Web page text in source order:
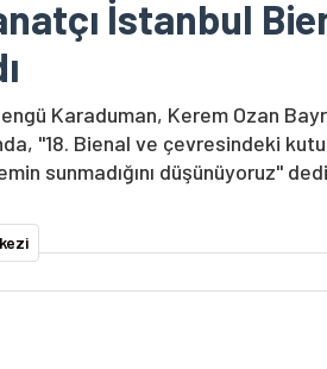
İstanbul
Karaduman, Kerem Ozan
"18. Bienal ve çevresindeki
sunmadığını düşünüyoruz"